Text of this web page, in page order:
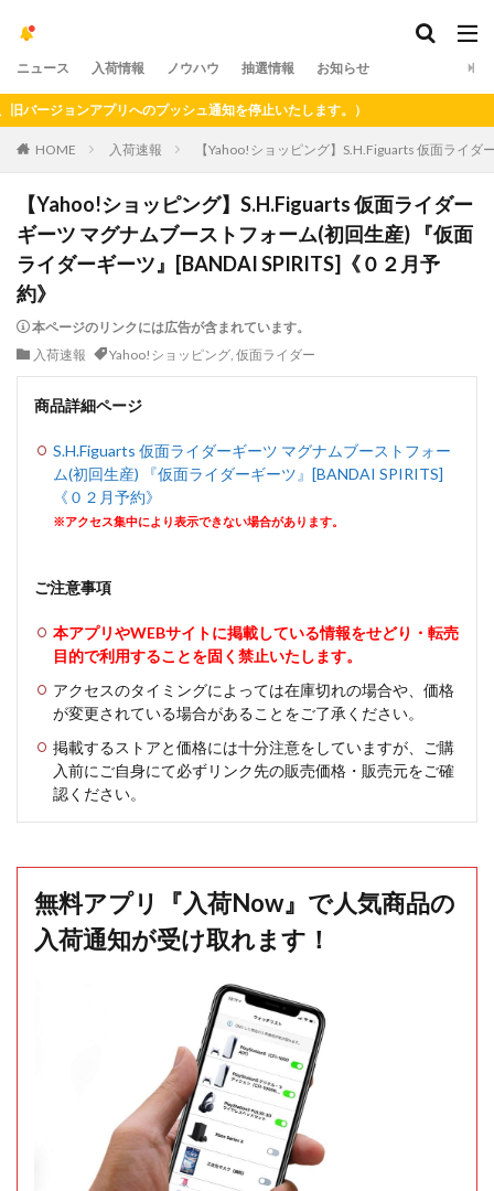
ニュース 入荷情報 ノウハウ 抽選情報 お知らせ
ョンアプリへのプッシュ通知を停止いたします。）
HOME 入荷速報 【Yahoo!ショッピング】S.H.Figuarts 仮面ライ
【Yahoo!ショッピング】S.H.Figuarts 仮面ライダー
ギーツ マグナムブーストフォーム(初回生産) 『仮面
ライダーギーツ』[BANDAI SPIRITS]《０２月予
約》
本ページのリンクには広告が含まれています。
入荷速報
Yahoo!ショッピング, 仮面ライダー
商品詳細ページ
S.H.Figuarts 仮面ライダーギーツ マグナムブーストフォー
ム(初回生産) 『仮面ライダーギーツ』[BANDAI SPIRITS]
《０２月予約》
※アクセス集中により表示できない場合があります。
ご注意事項
本アプリやWEBサイトに掲載している情報をせどり・転売
目的で利用することを固く禁止いたします。
アクセスのタイミングによっては在庫切れの場合や、価格
が変更されている場合があることをご了承ください。
掲載するストアと価格には十分注意をしていますが、ご購
入前にご自身にて必ずリンク先の販売価格・販売元をご確
認ください。
無料アプリ『入荷Now』で人気商品の
入荷通知が受け取れます！